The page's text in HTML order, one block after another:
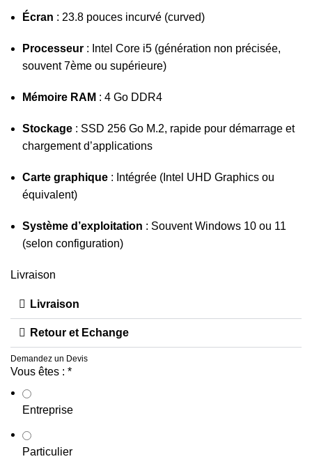
Écran : 23.8 pouces incurvé (curved)
Processeur : Intel Core i5 (génération non précisée,
souvent 7ème ou supérieure)
Mémoire RAM : 4 Go DDR4
Stockage : SSD 256 Go M.2, rapide pour démarrage et
chargement d’applications
Carte graphique : Intégrée (Intel UHD Graphics ou
équivalent)
Système d’exploitation : Souvent Windows 10 ou 11
(selon configuration)
Livraison
Livraison
Retour et Echange
Demandez un Devis
Vous êtes : *
Entreprise
Particulier